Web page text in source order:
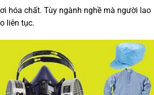
hóa chất. Tùy ngành nghề mà người lao
liên tục.